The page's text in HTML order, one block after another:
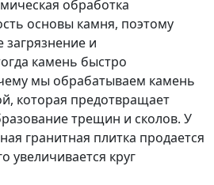
обработка
основы камня, поэтому
и
камень быстро
мы обрабатываем камень
которая предотвращает
трещин и сколов. У
гранитная плитка продается
увеличивается круг